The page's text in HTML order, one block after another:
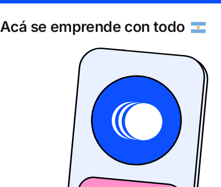
Acá se emprende con todo